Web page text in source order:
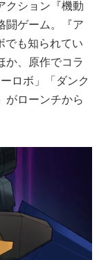
クション『機動
闘ゲーム。『ア
でも知られてい
か、原作でコラ
ロボ」「ダンク
がローンチから